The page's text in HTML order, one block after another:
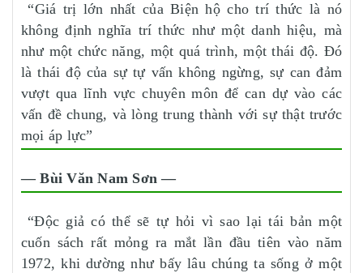
“Giá trị lớn nhất của Biện hộ cho trí thức là nó
không định nghĩa trí thức như một danh hiệu, mà
như một chức năng, một quá trình, một thái độ. Đó
là thái độ của sự tự vấn không ngừng, sự can đảm
vượt qua lĩnh vực chuyên môn để can dự vào các
vấn đề chung, và lòng trung thành với sự thật trước
mọi áp lực”
— Bùi Văn Nam Sơn —
“Độc giả có thể sẽ tự hỏi vì sao lại tái bản một
cuốn sách rất mỏng ra mắt lần đầu tiên vào năm
1972, khi dường như bấy lâu chúng ta sống ở một